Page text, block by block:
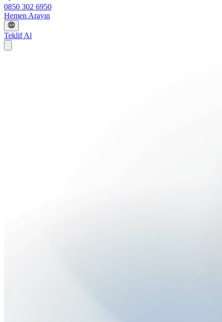
0850 302 6950
Hemen Arayın
Teklif Al